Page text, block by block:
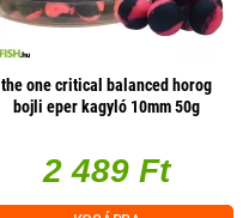
the one critical balanced horog
bojli eper kagyló 10mm 50g
2 489 Ft